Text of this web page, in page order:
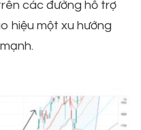
các đường hỗ trợ
hiệu một xu hướng